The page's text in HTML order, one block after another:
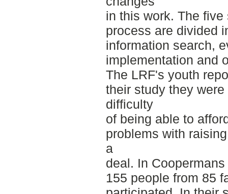
in this work. The
process are divided
information search,
implementation and
The LRF's youth
their study they
difficulty
of being able to
problems with
a
deal. In
155 people from 85